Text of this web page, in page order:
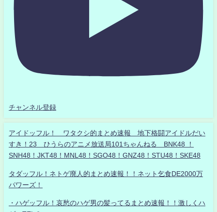
チャンネル登録
アイドッフル！ ワタクシ的まとめ速報 地下格闘アイドルだい
すき！23 ひうらのアニメ放送局101ちゃんねる BNK48 ！
SNH48！JKT48！MNL48！SGO48！GNZ48！STU48！SKE48
タダッフル！ネトゲ廃人的まとめ速報！！ネット乞食DE2000万
パワーズ！
・ハゲッフル！哀愁のハゲ男の髪ってるまとめ速報！！激しくハ